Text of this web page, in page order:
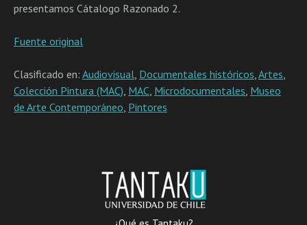
presentamos Cátalogo Razonado 2.
Fuente original
Clasificado en: Audiovisual, Documentales históricos,Artes,
Colección Pintura (MAC), MAC, Microdocumentales, Museo
de Arte Contemporáneo, Pintores